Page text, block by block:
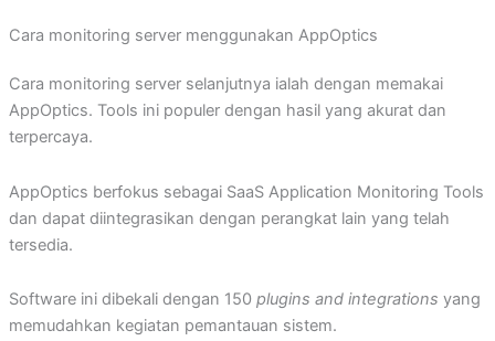
Cara monitoring server menggunakan AppOptics
Cara monitoring server selanjutnya ialah dengan memakai
AppOptics. Tools ini populer dengan hasil yang akurat dan
terpercaya.
AppOptics berfokus sebagai SaaS Application Monitoring Tools
dan dapat diintegrasikan dengan perangkat lain yang telah
tersedia.
Software ini dibekali dengan 150 plugins and integrations yang
memudahkan kegiatan pemantauan sistem.